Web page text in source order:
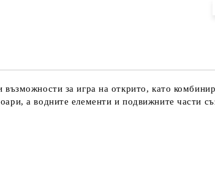
за игра на открито, като
а водните елементи и подвижните части